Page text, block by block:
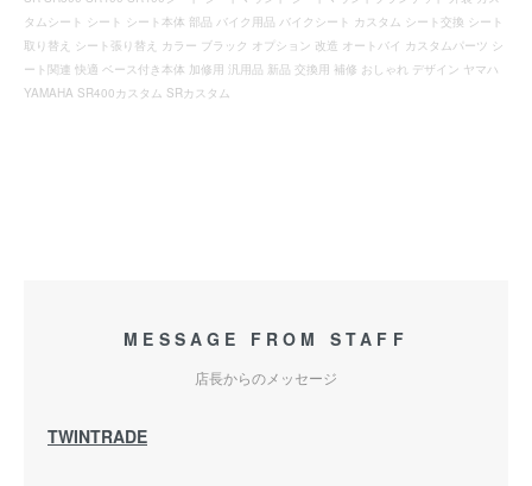
タムシート シート シート本体 部品 バイク用品 バイクシート カスタム シート交換 シート
取り替え シート張り替え カラー ブラック オプション 改造 オートバイ カスタムパーツ シ
ート関連 快適 ベース付き本体 加修用 汎用品 新品 交換用 補修 おしゃれ デザイン ヤマハ
YAMAHA SR400カスタム SRカスタム
MESSAGE FROM STAFF
店長からのメッセージ
TWINTRADE